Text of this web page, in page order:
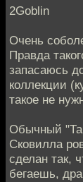
2Goblin
Очень
Правда
запасаюсь
коллекции
такое не
Обычный
Сковилла
сделан так,
бегаешь,